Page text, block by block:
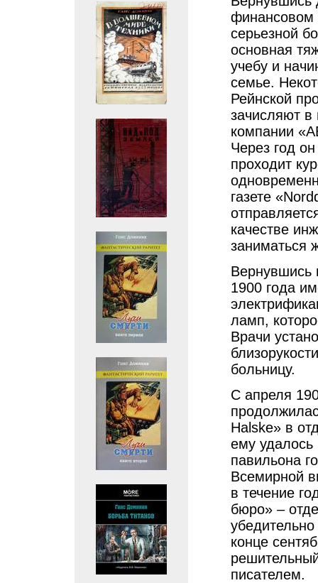
финансовом
серьезной
основная
учебу и
семье.
Рейнской
зачисляют в
компании
Через год
проходит
газете
качестве
заниматься
Вернувшись
1900 года
ламп,
Врачи
больницу.
С апреля
Halske» в
ему удалось
павильона
Всемирной
в течение
бюро» –
конце
писателем.